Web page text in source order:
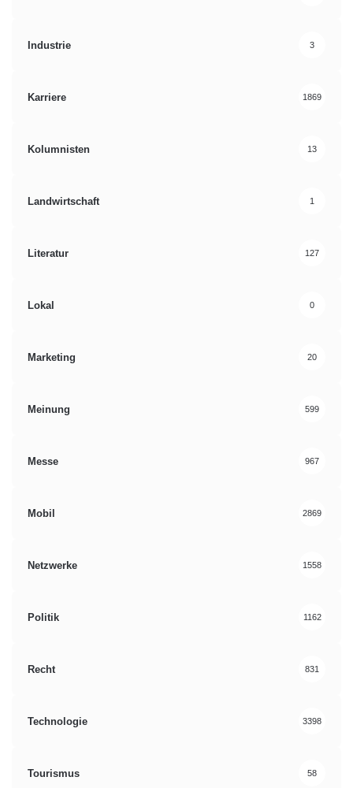
Industrie 3
Karriere 1869
Kolumnisten 13
Landwirtschaft 1
Literatur 127
Lokal 0
Marketing 20
Meinung 599
Messe 967
Mobil 2869
Netzwerke 1558
Politik 1162
Recht 831
Technologie 3398
Tourismus 58